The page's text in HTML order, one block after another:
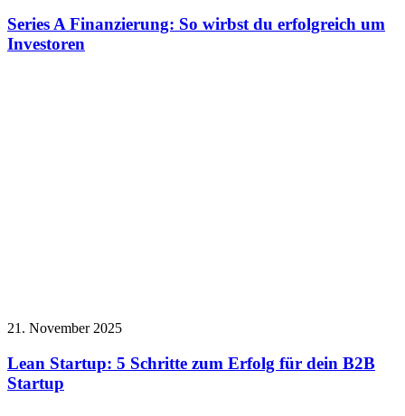
Series A Finanzierung: So wirbst du erfolgreich um
Investoren
21. November 2025
Lean Startup: 5 Schritte zum Erfolg für dein B2B
Startup